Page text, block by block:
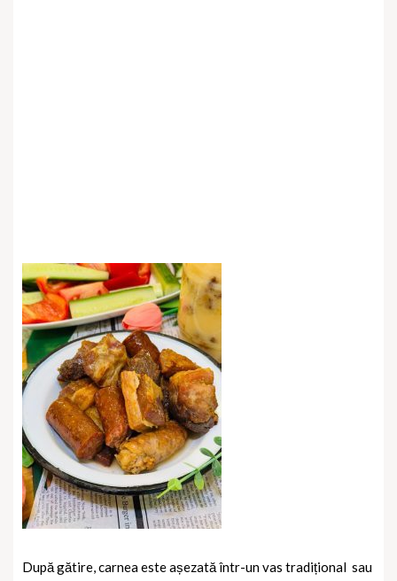
După gătire, carnea este așezată într-un vas tradițional sau